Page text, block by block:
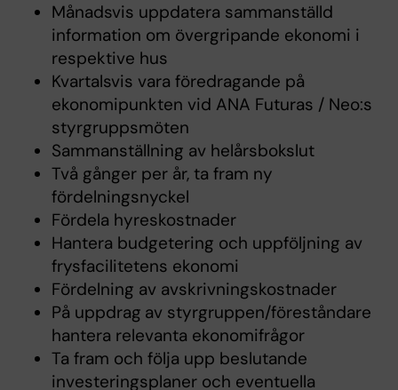
Månadsvis uppdatera sammanställd
information om övergripande ekonomi i
respektive hus
Kvartalsvis vara föredragande på
ekonomipunkten vid ANA Futuras / Neo:s
styrgruppsmöten
Sammanställning av helårsbokslut
Två gånger per år, ta fram ny
fördelningsnyckel
Fördela hyreskostnader
Hantera budgetering och uppföljning av
frysfacilitetens ekonomi
Fördelning av avskrivningskostnader
På uppdrag av styrgruppen/föreståndare
hantera relevanta ekonomifrågor
Ta fram och följa upp beslutande
investeringsplaner och eventuella